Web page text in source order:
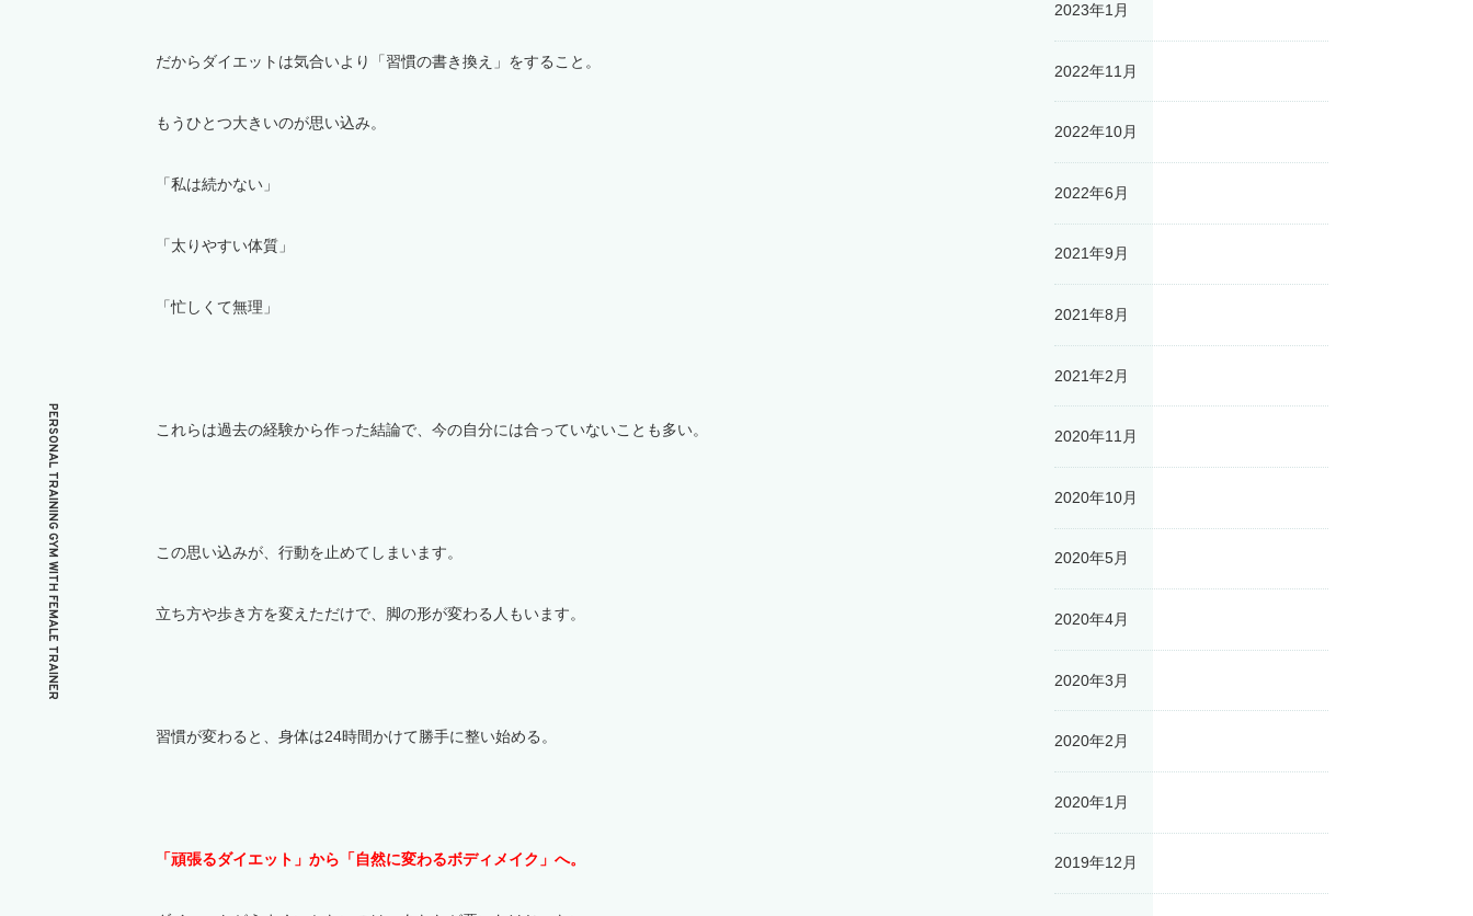
PERSONAL TRAINING GYM WITH FEMALE TRAINER
だからダイエットは気合いより「習慣の書き換え」をすること。
もうひとつ大きいのが思い込み。
「私は続かない」
「太りやすい体質」
「忙しくて無理」
これらは過去の経験から作った結論で、 今の自分には合っていないことも多い。
この思い込みが、 行動を止めてしまいます。
立ち方や歩き方を変えただけで、 脚の形が変わる人もいます。
習慣が変わると、 身体は24時間かけて勝手に整い始める。
「頑張るダイエット」から 「自然に変わるボディメイク」へ。
2023年1月
2022年11月
2022年10月
2022年6月
2021年9月
2021年8月
2021年2月
2020年11月
2020年10月
2020年5月
2020年4月
2020年3月
2020年2月
2020年1月
2019年12月